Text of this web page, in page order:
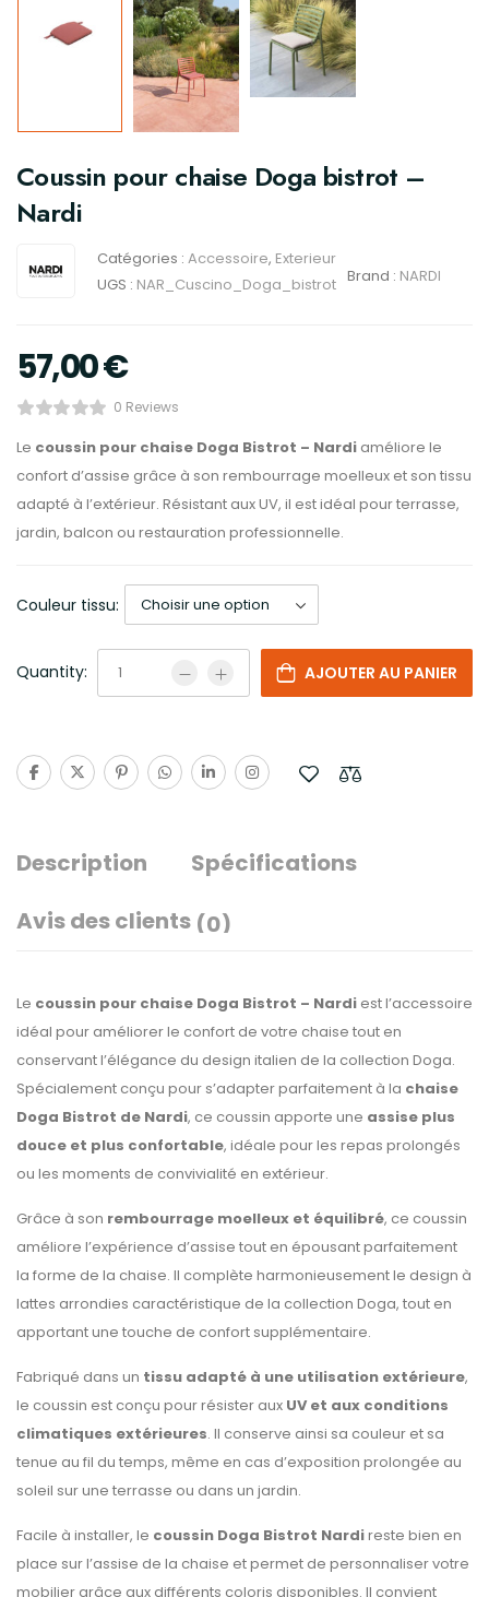
Coussin pour chaise Doga bistrot –
Nardi
Catégories : Accessoire, Exterieur
UGS : NAR_Cuscino_Doga_bistrot Brand : NARDI
57,00€
0 Reviews
Le coussin pour chaise Doga Bistrot – Nardi améliore le
confort d’assise grâce à son rembourrage moelleux et son tissu
adapté à l’extérieur. Résistant aux UV, il est idéal pour terrasse,
jardin, balcon ou restauration professionnelle.
Couleur tissu:
Quantity: AJOUTER AU PANIER
Description
Spécifications
Avis des clients (0)
Le coussin pour chaise Doga Bistrot – Nardi est l’accessoire
idéal pour améliorer le confort de votre chaise tout en
conservant l’élégance du design italien de la collection Doga.
Spécialement conçu pour s’adapter parfaitement à la chaise
Doga Bistrot de Nardi, ce coussin apporte une assise plus
douce et plus confortable, idéale pour les repas prolongés
ou les moments de convivialité en extérieur.
Grâce à son rembourrage moelleux et équilibré, ce coussin
améliore l’expérience d’assise tout en épousant parfaitement
la forme de la chaise. Il complète harmonieusement le design à
lattes arrondies caractéristique de la collection Doga, tout en
apportant une touche de confort supplémentaire.
Fabriqué dans un tissu adapté à une utilisation extérieure,
le coussin est conçu pour résister aux UV et aux conditions
climatiques extérieures. Il conserve ainsi sa couleur et sa
tenue au fil du temps, même en cas d’exposition prolongée au
soleil sur une terrasse ou dans un jardin.
Facile à installer, le coussin Doga Bistrot Nardireste bien en
place sur l’assise de la chaise et permet de personnaliser votre
mobilier grâce aux différents coloris disponibles. Il convient